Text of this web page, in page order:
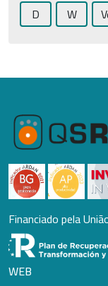
D W
Financiado pela
WEB